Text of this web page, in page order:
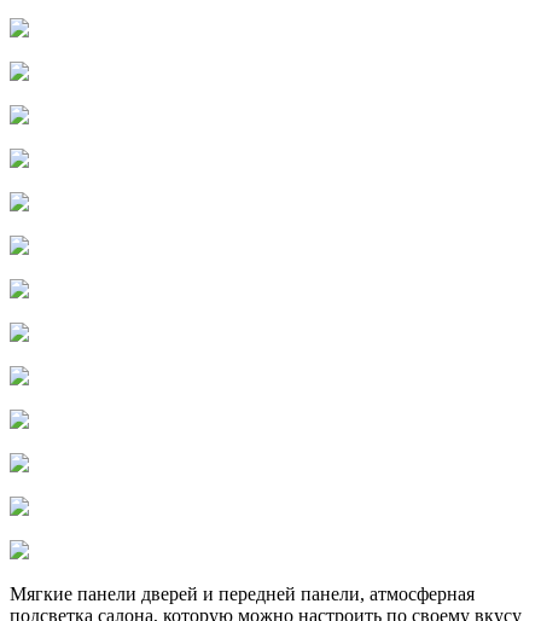
Мягкие панели дверей и передней панели, атмосферная
подсветка салона, которую можно настроить по своему вкусу